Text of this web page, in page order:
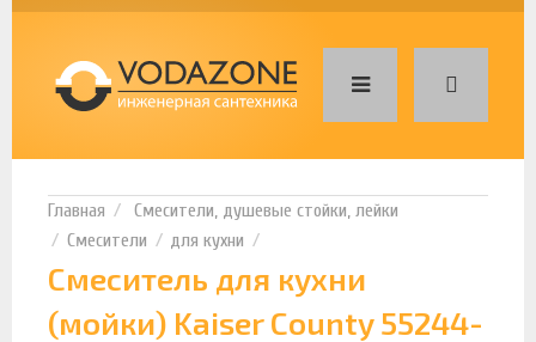
Смесители, душевые стойки, лейки
Смесители
для кухни
Смеситель для кухни
(мойки) Kaiser County 55244-